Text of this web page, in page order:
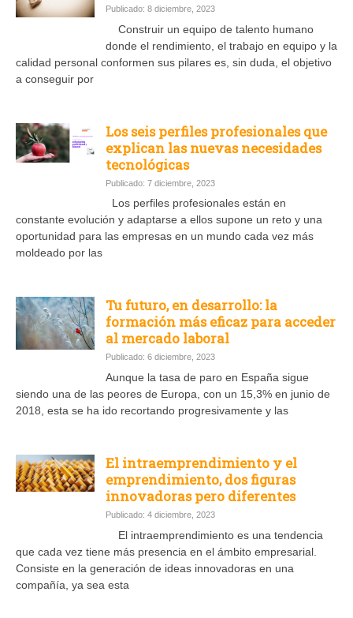
Publicado: 8 diciembre, 2023
Construir un equipo de talento humano
donde el rendimiento, el trabajo en equipo y la
calidad personal conformen sus pilares es, sin duda, el objetivo
a conseguir por
Los seis perfiles profesionales que
explican las nuevas necesidades
tecnológicas
Publicado: 7 diciembre, 2023
Los perfiles profesionales están en
constante evolución y adaptarse a ellos supone un reto y una
oportunidad para las empresas en un mundo cada vez más
moldeado por las
Tu futuro, en desarrollo: la
formación más eficaz para acceder
al mercado laboral
Publicado: 6 diciembre, 2023
Aunque la tasa de paro en España sigue
siendo una de las peores de Europa, con un 15,3% en junio de
2018, esta se ha ido recortando progresivamente y las
El intraemprendimiento y el
emprendimiento, dos figuras
innovadoras pero diferentes
Publicado: 4 diciembre, 2023
El intraemprendimiento es una tendencia
que cada vez tiene más presencia en el ámbito empresarial.
Consiste en la generación de ideas innovadoras en una
compañía, ya sea esta